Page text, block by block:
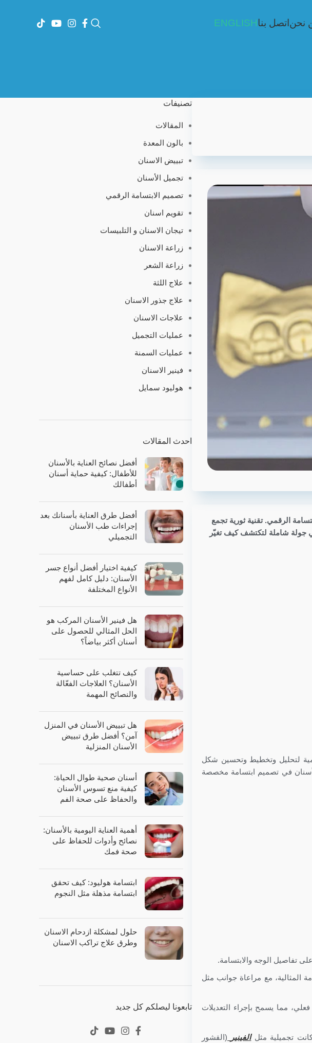
نحن اتصل بناENGLISH
الرقمي. تقنية ثورية تجمع
جولة شاملة لتكتشف كيف تغيّر
لتحليل وتخطيط وتحسين شكل
في تصميم ابتسامة مخصصة
تفاصيل الوجه والابتسامة.
المثالية، مع مراعاة جوانب مثل
مما يسمح بإجراء التعديلات
تجميلية مثلالفينير
(القشور
تصنيفات
المقالات
بالون المعدة
تبييض الاسنان
تجميل الأسنان
تصميم الابتسامة الرقمي
تقويم اسنان
تيجان الاسنان و التلبيسات
زراعة الاسنان
زراعة الشعر
علاج اللثة
علاج جذور الاسنان
علاجات الاسنان
عمليات التجميل
عمليات السمنة
فينير الاسنان
هوليود سمايل
احدث المقالات
أفضل نصائح العناية بالأسنان
للأطفال: كيفية حماية أسنان
أطفالك
أفضل طرق العناية بأسنانك بعد
إجراءات طب الأسنان
التجميلي
كيفية اختيار أفضل أنواع جسر
الأسنان: دليل كامل لفهم
الأنواع المختلفة
هل فينير الأسنان المركب هو
الحل المثالي للحصول على
أسنان أكثر بياضاً؟
كيف تتغلب على حساسية
الأسنان؟ العلاجات الفعّالة
والنصائح المهمة
هل تبييض الأسنان في المنزل
آمن؟ أفضل طرق تبييض
الأسنان المنزلية
أسنان صحية طوال الحياة:
كيفية منع تسوس الأسنان
والحفاظ على صحة الفم
أهمية العناية اليومية بالأسنان:
نصائح وأدوات للحفاظ على
صحة فمك
ابتسامة هوليود: كيف تحقق
ابتسامة مذهلة مثل النجوم
حلول لمشكلة ازدحام الاسنان
وطرق علاج تراكب الاسنان
تابعونا ليصلكم كل جديد